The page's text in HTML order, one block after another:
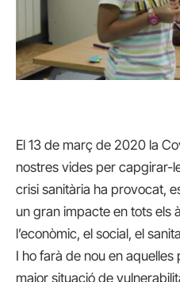
El 13 de març de 2020 la
nostres vides per capgirar-
crisi sanitària ha provocat,
un gran impacte en tots els
l’econòmic, el social, el
I ho farà de nou en
major situació de